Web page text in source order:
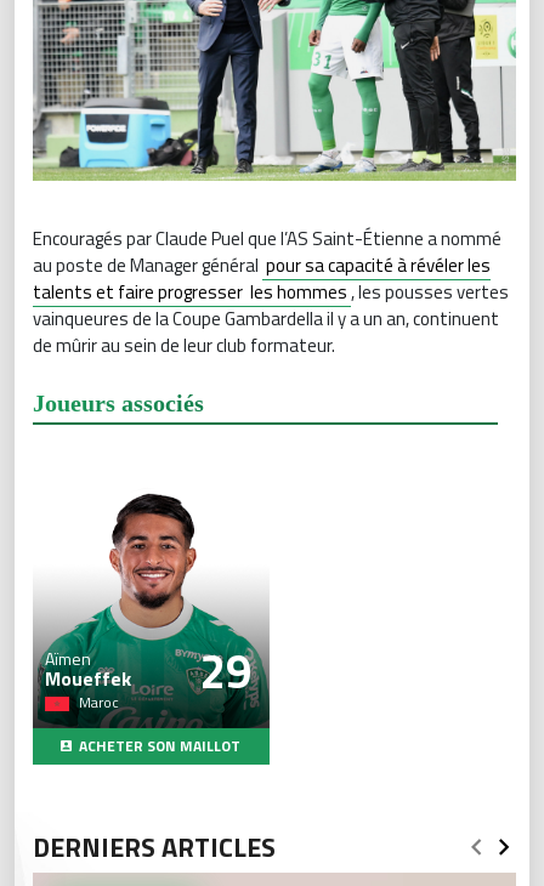
Encouragés par Claude Puel que l’AS Saint-Étienne a nommé
au poste de Manager général pour sa capacité à révéler les
talents et faire progresser les hommes, les pousses vertes
vainqueures de la Coupe Gambardella il y a un an, continuent
de mûrir au sein de leur club formateur.
Joueurs associés
29
Aïmen
Moueffek
Maroc
ACHETER SON MAILLOT
DERNIERS ARTICLES